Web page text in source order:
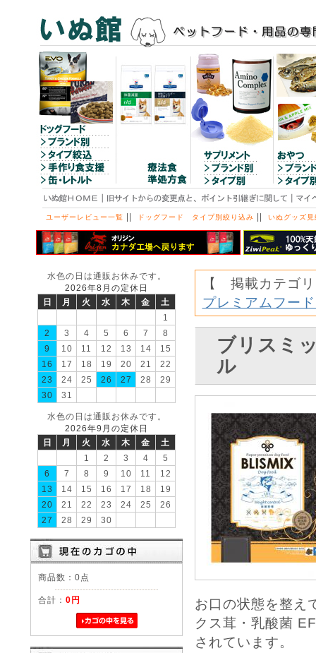
ユーザーレビュー一覧 || ドッグフード タイプ別絞り込み || いぬグッズ見
水色の日は通販お休みです。
2026年8月の定休日
日
月 火 水 木 金
土
1
2
3 4 5 6 7
8
9
10 11 12 13 14
15
16
17 18 19 20 21
22
23
24 25 26 27 28
29
30
31
水色の日は通販お休みです。
2026年9月の定休日
日
月 火 水 木 金
土
1
2 3 4
5
6
7 8 9 10 11
12
13
14 15 16 17 18
19
20
21 22 23 24 25
26
27
28 29 30
商品数：0点
合計： 0円
【 掲載カテゴ
プレミアムフー
ブリスミ
ル
お口の状態を整え
クス茸・乳酸菌
されています。